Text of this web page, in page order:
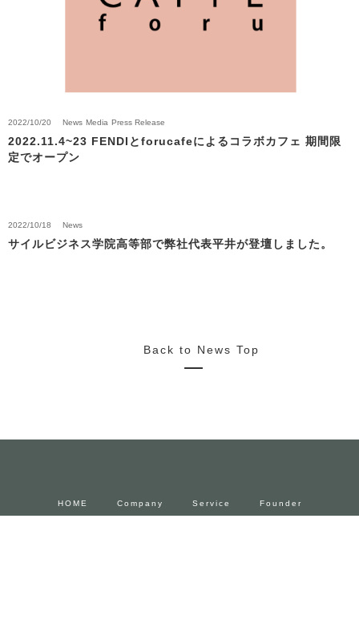
2022/10/20 News Media Press Release
2022.11.4~23 FENDIとforucafeによるコラボカフェ 期間限
定でオープン